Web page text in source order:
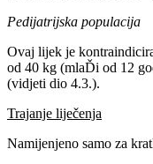
Pedijatrijska populacija
Ovaj lijek je
od 40 kg (mlaĎi od 12
(vidjeti dio 4.3.).
Trajanje liječenja
Namijenjeno samo za